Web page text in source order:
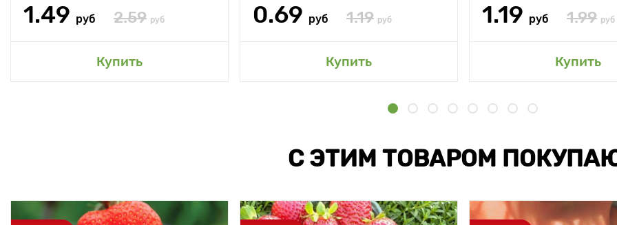
1.49 руб 2.59 руб
Купить
0.69 руб 1.19 руб
Купить
1.19 руб 1.99 руб
Купить
С ЭТИМ ТОВАРОМ